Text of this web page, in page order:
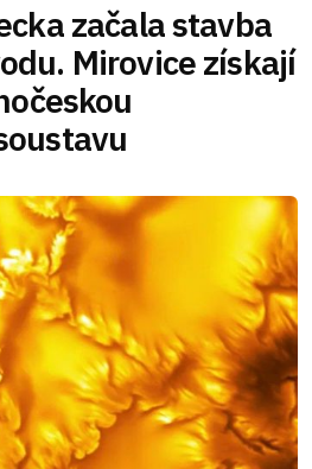
začala stavba
Mirovice získají